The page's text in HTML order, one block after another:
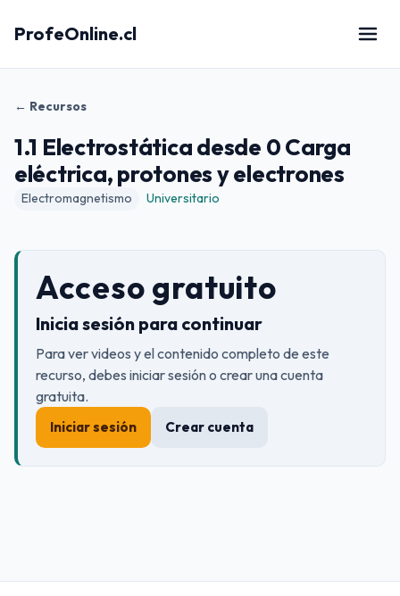
ProfeOnline.cl
← Recursos
1.1 Electrostática desde 0 Carga
eléctrica, protones y electrones
Electromagnetismo Universitario
Acceso gratuito
Inicia sesión para continuar
Para ver videos y el contenido completo de este
recurso, debes iniciar sesión o crear una cuenta
gratuita.
Iniciar sesión Crear cuenta